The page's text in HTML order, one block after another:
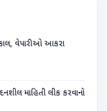
વેપારીઓ આકરા
માહિતી લીક કરવાનો